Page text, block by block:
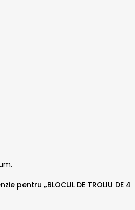
pentru „BLOCUL DE TROLIU DE 4